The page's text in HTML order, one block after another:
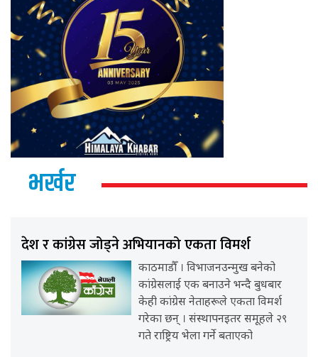
भर्खर
देश र कांग्रेस जोड्ने अभियानको एकता विमर्श
काठमाडौँ । विभाजनउन्मुख बनेको
कांग्रेसलाई एक बनाउने भन्दै बुधबार
केही कांग्रेस नेताहरूले एकता विमर्श
गरेका छन् । संस्थापनइतर समूहले २९
गते राष्ट्रिय भेला गर्ने बताएको